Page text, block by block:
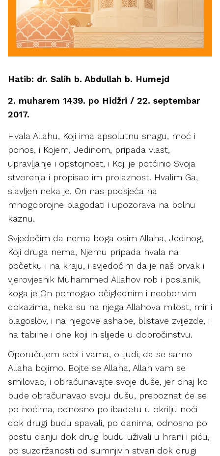
Hatib: dr. Salih b. Abdullah b. Humejd
2. muharem 1439. po Hidžri / 22. septembar
2017.
Hvala Allahu, Koji ima apsolutnu snagu, moć i
ponos, i Kojem, Jedinom, pripada vlast,
upravljanje i opstojnost, i Koji je potčinio Svoja
stvorenja i propisao im prolaznost. Hvalim Ga,
slavljen neka je, On nas podsjeća na
mnogobrojne blagodati i upozorava na bolnu
kaznu.
Svjedočim da nema boga osim Allaha, Jedinog,
Koji druga nema, Njemu pripada hvala na
početku i na kraju, i svjedočim da je naš prvak i
vjerovjesnik Muhammed Allahov rob i poslanik,
koga je On pomogao očiglednim i neoborivim
dokazima, neka su na njega Allahova milost, mir i
blagoslov, i na njegove ashabe, blistave zvijezde, i
na tabiine i one koji ih slijede u dobročinstvu.
Oporučujem sebi i vama, o ljudi, da se samo
Allaha bojimo. Bojte se Allaha, Allah vam se
smilovao, i obračunavajte svoje duše, jer onaj ko
bude obračunavao svoju dušu, prepoznat će se
po noćima, odnosno po ibadetu u okrilju noći
dok drugi budu spavali, po danima, odnosno po
postu danju dok drugi budu uživali u hrani i piću,
po suzdržanosti od sumnjivih stvari dok drugi